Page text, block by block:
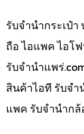
รับจำนำกระเป๋
ถือ ไอแพค ไอโ
รับจํานําแพร่
สินค้าไอที รับจ
แพค รับจำนำกล้